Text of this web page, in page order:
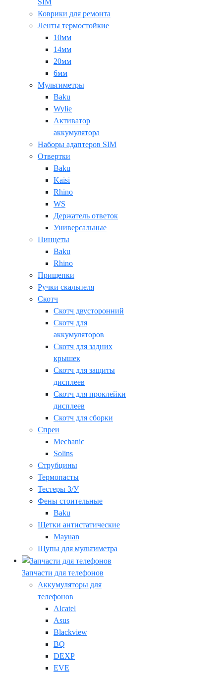
SIM
Коврики для ремонта
Ленты термостойкие
10мм
14мм
20мм
6мм
Мультиметры
Baku
Wylie
Активатор
аккумулятора
Наборы адаптеров SIM
Отвертки
Baku
Kaisi
Rhino
WS
Держатель ответок
Универсальные
Пинцеты
Baku
Rhino
Прищепки
Ручки скальпеля
Скотч
Скотч двусторонний
Скотч для
аккумуляторов
Скотч для задних
крышек
Скотч для защиты
дисплеев
Скотч для проклейки
дисплеев
Скотч для сборки
Спреи
Mechanic
Solins
Струбцины
Термопасты
Тестеры З/У
Фены стоительные
Baku
Щетки антистатические
Mayuan
Щупы для мультиметра
Запчасти для телефонов
Аккумуляторы для
телефонов
Alcatel
Asus
Blackview
BQ
DEXP
EVE